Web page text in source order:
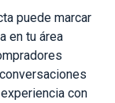
puede marcar
en tu área
con